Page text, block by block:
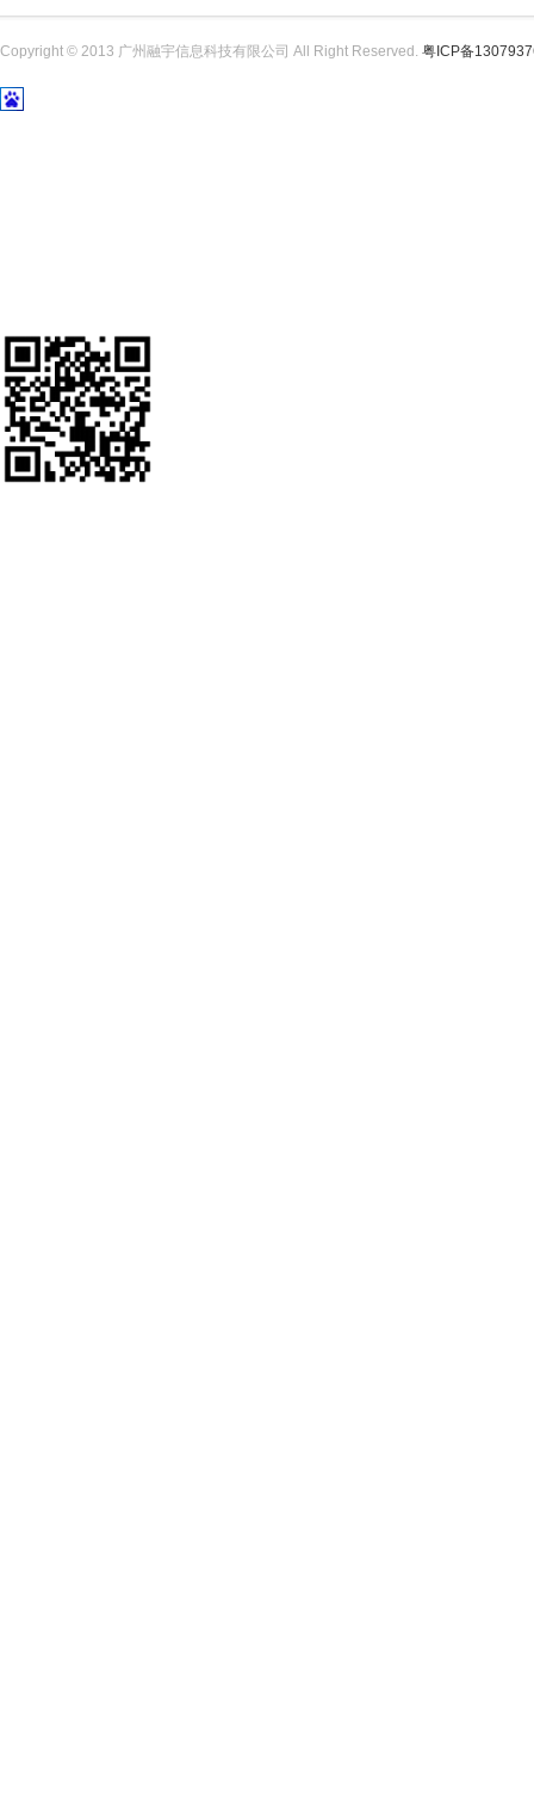
Copyright © 2013 广州融宇信息科技有限公司 All Right Reserved. 粤ICP备